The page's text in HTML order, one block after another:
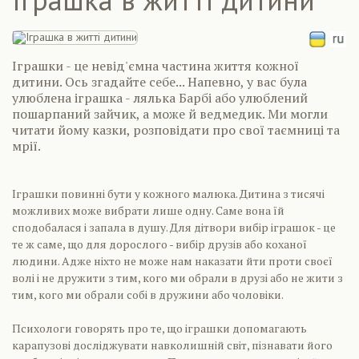
Іграшки - це невід'ємна частина життя кожної
дитини. Ось згадайте себе... Напевно, у вас була
улюблена іграшка - лялька Барбі або улюблений
пошарпаний зайчик, а може й ведмедик. Ми могли
читати йому казки, розповідати про свої таємниці та
мрії.
Іграшки повинні бути у кожного малюка. Дитина з тисячі
можливих може вибрати лише одну. Саме вона їй
сподобалася і запала в душу. Для дітвори вибір іграшок - це
те ж саме, що для дорослого - вибір друзів або коханої
людини. Адже ніхто не може нам наказати йти проти своєї
волі і не дружити з тим, кого ми обрали в друзі або не жити з
тим, кого ми обрали собі в дружини або чоловіки.
Психологи говорять про те, що іграшки допомагають
карапузові досліджувати навколишній світ, пізнавати його